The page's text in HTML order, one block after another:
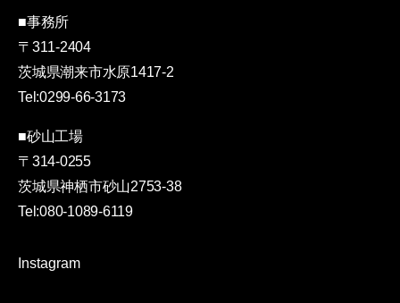
■事務所
〒311-2404
茨城県潮来市水原1417-2
Tel:0299-66-3173
■砂山工場
〒314-0255
茨城県神栖市砂山2753-38
Tel:080-1089-6119
Instagram